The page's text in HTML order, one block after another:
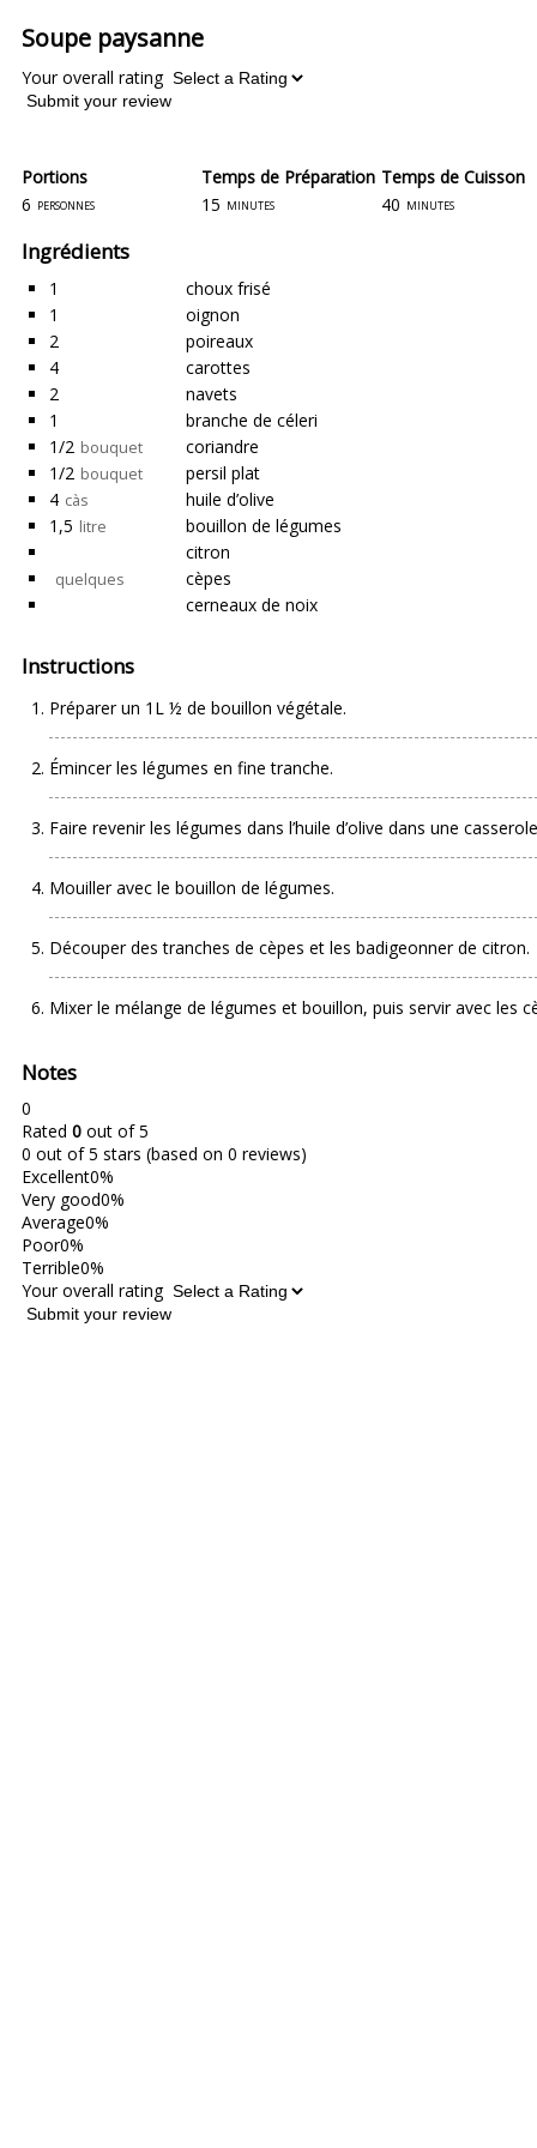
Soupe paysanne
Your overall rating
Submit your review
Portions
Temps de Préparation
6 personnes 15 minutes
Temps de Cuisson
40 minutes
Ingrédients
1
choux frisé
1
oignon
2
poireaux
4
carottes
2
navets
1
branche de céleri
1/2 bouquet
coriandre
1/2 bouquet
persil plat
4 càs
huile d’olive
1,5 litre
bouillon de légumes
citron
quelques
cèpes
cerneaux de noix
Instructions
Préparer un 1L ½ de bouillon végétale.
Émincer les légumes en fine tranche.
Faire revenir les légumes dans l’huile d’olive dans une
Mouiller avec le bouillon de légumes.
Découper des tranches de cèpes et les badigeonner de citron.
Mixer le mélange de légumes et bouillon, puis servir avec les
Notes
0
Rated 0 out of 5
0 out of 5 stars (based on 0 reviews)
Excellent0%
Very good0%
Average0%
Poor0%
Terrible0%
Your overall rating
Submit your review